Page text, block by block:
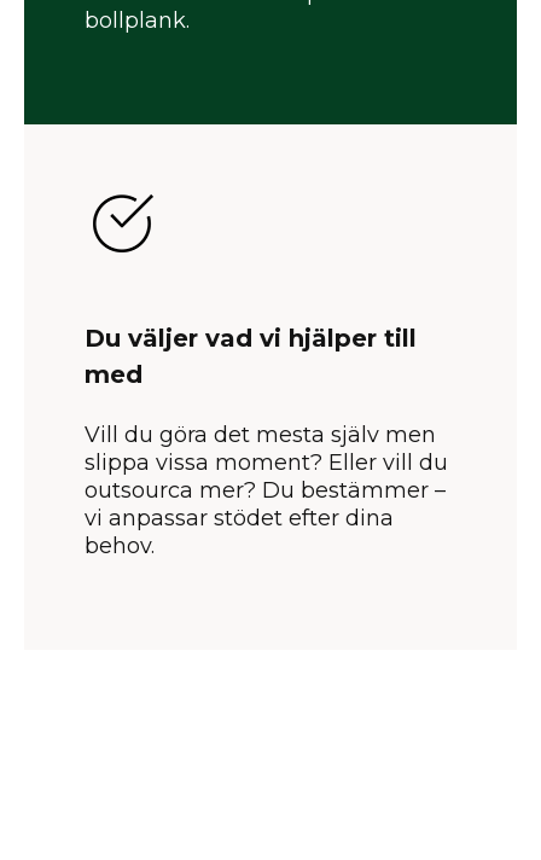
bollplank.
Du väljer vad vi hjälper till
med
Vill du göra det mesta själv men
slippa vissa moment? Eller vill du
outsourca mer? Du bestämmer –
vi anpassar stödet efter dina
behov.